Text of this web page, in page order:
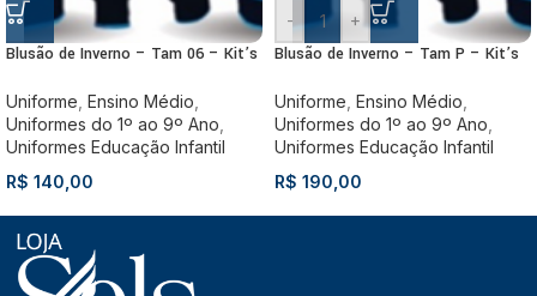
Blusão de Inverno – Tam 06 – Kit’s
Uniforme Ensino Médio
Uniformes do 1º ao 9º Ano
Uniformes Educação Infantil
R$ 140,00
- +
Blusão de Inverno – Tam P – Kit’s
Uniforme Ensino Médio
Uniformes do 1º ao 9º Ano
Uniformes Educação Infantil
R$ 190,00